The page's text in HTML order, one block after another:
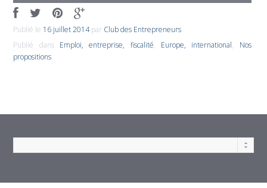
Publié le 16 juillet 2014par Club des Entrepreneurs
Publié dans Emploi, entreprise, fiscalité, Europe, international, Nos
propositions